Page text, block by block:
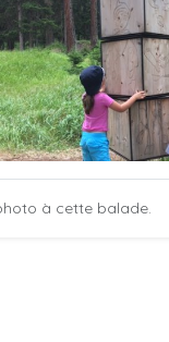
à cette balade.